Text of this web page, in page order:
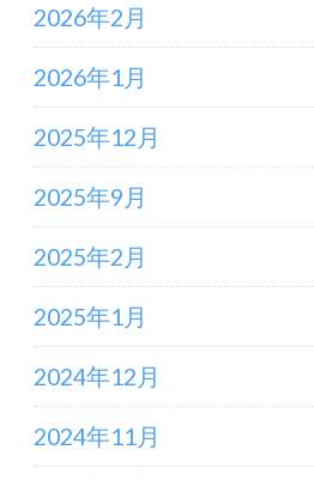
2026年2月
2026年1月
2025年12月
2025年9月
2025年2月
2025年1月
2024年12月
2024年11月